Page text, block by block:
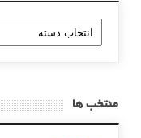
دسته
بندی
منتخب ها